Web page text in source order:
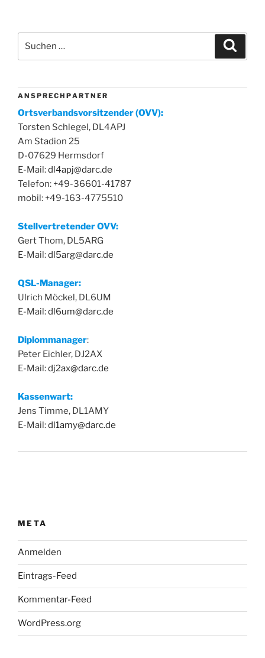
nach:
A N S P R E C H P A R T N E R
Ortsverbandsvorsitzender (OVV):
Torsten Schlegel, DL4APJ
Am Stadion 25
D-07629 Hermsdorf
E-Mail:dl4apj@darc.de
Telefon: +49-36601-41787
mobil: +49-163-4775510
Stellvertretender OVV:
Gert Thom, DL5ARG
E-Mail:dl5arg@darc.de
QSL-Manager:
Ulrich Möckel, DL6UM
E-Mail:dl6um@darc.de
Diplommanager:
Peter Eichler, DJ2AX
E-Mail:dj2ax@darc.de
Kassenwart:
Jens Timme, DL1AMY
E-Mail:dl1amy@darc.de
META
Anmelden
Eintrags-Feed
Kommentar-Feed
WordPress.org